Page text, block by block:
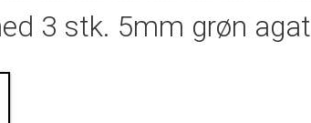
3 stk. 5mm grøn agat